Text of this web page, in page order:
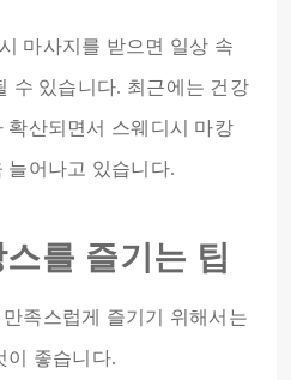
마사지를 받으면 일상 속
수 있습니다. 최근에는 건강
확산되면서 스웨디시 마캉
늘어나고 있습니다.
를 즐기는 팁
족스럽게 즐기기 위해서는
이 좋습니다.